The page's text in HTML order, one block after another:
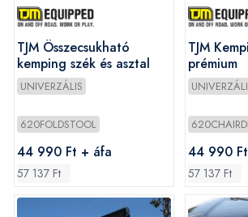
TJM Összecsukható
kemping szék és asztal
UNIVERZÁLIS
620FOLDSTOOL
44 990 Ft + áfa
57 137 Ft
TJM
prémium
44 990
57 137 Ft